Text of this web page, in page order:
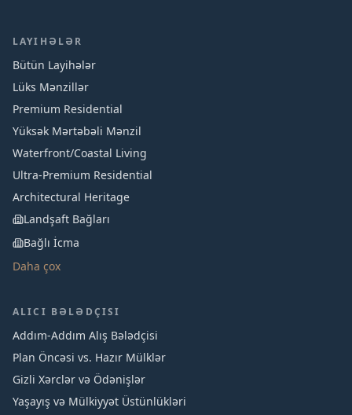
LAYIHƏLƏR
Bütün Layihələr
Lüks Mənzillər
Premium Residential
Yüksək Mərtəbəli Mənzil
Waterfront/Coastal Living
Ultra-Premium Residential
Architectural Heritage
Landşaft Bağları
Bağlı İcma
Daha çox
ALICI BƏLƏDÇISI
Addım-Addım Alış Bələdçisi
Plan Öncəsi vs. Hazır Mülklər
Gizli Xərclər və Ödənişlər
Yaşayış və Mülkiyyət Üstünlükləri